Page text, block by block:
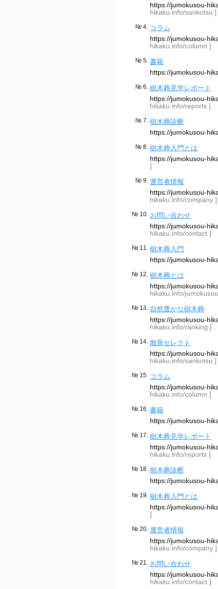
https://jumokusou-
hikaku.info/sankotsu ]
№ 4.
コラム
https://jumokusou-
hikaku.info/column ]
№ 5. 書籍
https://jumokusou-
№ 6. 樹木葬見学レポート
https://jumokusou-
hikaku.info/reports ]
№ 7. 樹木葬診断
https://jumokusou-
№ 8. 樹木葬入門とは
https://jumokusou-
]
№ 9. 運営者情報
https://jumokusou-
hikaku.info/company ]
№ 10. お問い合わせ
https://jumokusou-
hikaku.info/contact ]
№ 11.
樹木葬入門
https://jumokusou-
№ 12. 樹木葬とは
https://jumokusou-
hikaku.info/
№ 13.
自然豊かな樹木葬
https://jumokusou-
hikaku.info/ranking ]
№ 14. 散骨セレクト
https://jumokusou-
hikaku.info/sankotsu ]
№ 15.
コラム
https://jumokusou-
hikaku.info/column ]
№ 16. 書籍
https://jumokusou-
№ 17. 樹木葬見学レポート
https://jumokusou-
hikaku.info/reports ]
№ 18. 樹木葬診断
https://jumokusou-
№ 19. 樹木葬入門とは
https://jumokusou-
]
№ 20. 運営者情報
https://jumokusou-
hikaku.info/company ]
№ 21.
お問い合わせ
https://jumokusou-
hikaku.info/contact ]